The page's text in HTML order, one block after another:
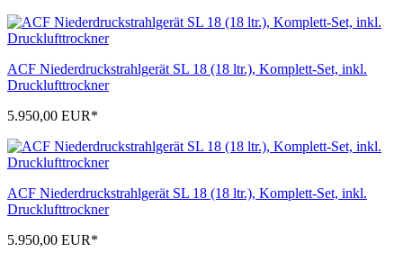
ACF Niederdruckstrahlgerät SL 18 (18 ltr.), Komplett-Set, inkl.
Drucklufttrockner
5.950,00 EUR*
ACF Niederdruckstrahlgerät SL 18 (18 ltr.), Komplett-Set, inkl.
Drucklufttrockner
5.950,00 EUR*